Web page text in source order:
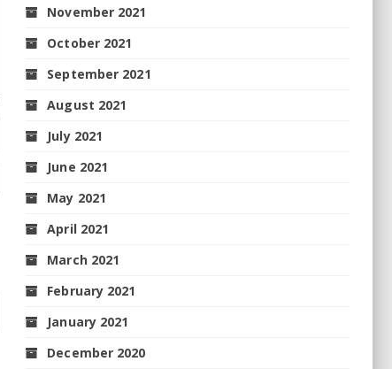
November 2021
October 2021
September 2021
August 2021
July 2021
June 2021
May 2021
April 2021
March 2021
February 2021
January 2021
December 2020